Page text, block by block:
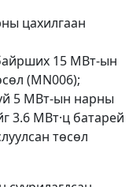
цахилгаан
15 МВт-ын
(MN006);
5 МВт-ын нарны
3.6 МВт·ц батарей
төсөл